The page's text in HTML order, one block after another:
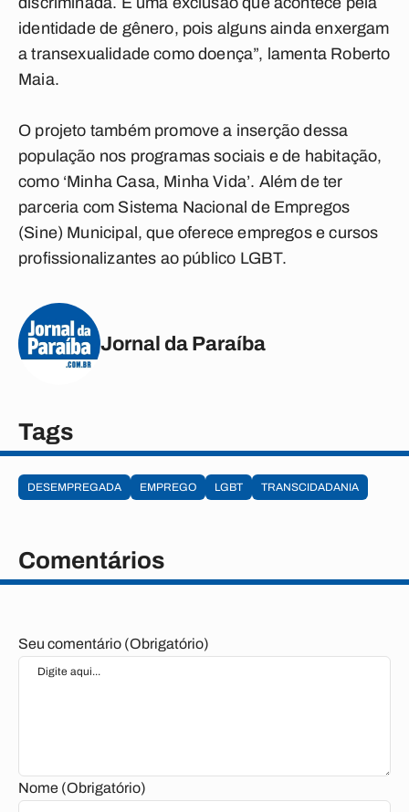
identidade de gênero, pois alguns ainda enxergam
a transexualidade como doença”, lamenta Roberto
Maia.
O projeto também promove a inserção dessa
população nos programas sociais e de habitação,
como ‘Minha Casa, Minha Vida’. Além de ter
parceria com Sistema Nacional de Empregos
(Sine) Municipal, que oferece empregos e cursos
profissionalizantes ao público LGBT.
Jornal da Paraíba
Tags
DESEMPREGADA EMPREGO LGBT TRANSCIDADANIA
Comentários
Seu comentário (Obrigatório)
Nome (Obrigatório)